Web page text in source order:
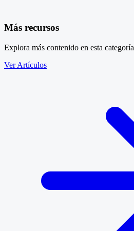
Más recursos
Explora más contenido en esta categoría
Ver Artículos